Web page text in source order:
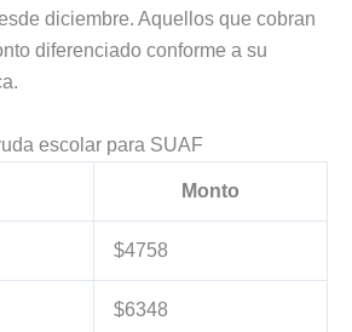
diciembre. Aquellos que cobran
diferenciado conforme a su
escolar para SUAF
Monto
$4758
$6348